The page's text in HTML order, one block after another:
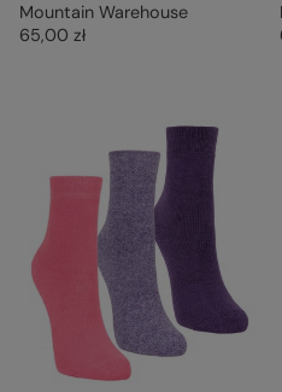
Mountain Warehouse
65,00 zł